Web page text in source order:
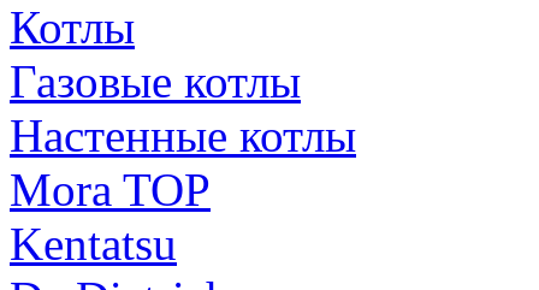
Котлы
Газовые котлы
Настенные котлы
Mora TOP
Kentatsu